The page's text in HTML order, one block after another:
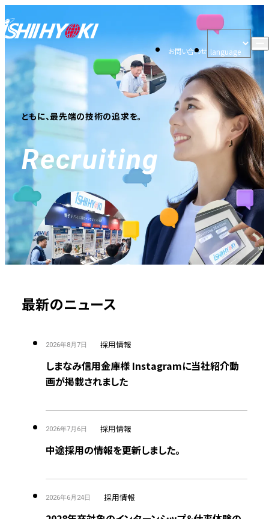
お問い合わせ
ともに、最先端の技術の追求を。
Recruiting
最新のニュース
2026年8月7日 採用情報
しまなみ信用金庫様 Instagramに当社紹介動
画が掲載されました
2026年7月6日 採用情報
中途採用の情報を更新しました。
2026年6月24日 採用情報